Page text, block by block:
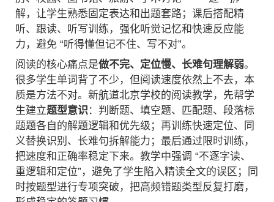
解，让学生熟悉固定表达和出题套路；课后搭配精
听、跟读、听写训练，强化听觉记忆和快速反应能
力，避免 “听得懂但记不住、写不对”。
阅读的核心痛点是做不完、定位慢、长难句理解弱。
很多学生单词背了不少，但阅读速度依然上不去，本
质是方法不对。新航道北京学校的阅读教学，先帮学
生建立题型意识：判断题、填空题、匹配题、段落标
题题各自的解题逻辑和优先级；再训练快速定位、同
义替换识别、长难句拆解能力；最后通过限时训练，
把速度和正确率稳定下来。教学中强调 “不逐字读、
重逻辑和定位”，避免了学生陷入精读全文的误区；同
时按题型进行专项突破，把高频错题类型反复打磨，